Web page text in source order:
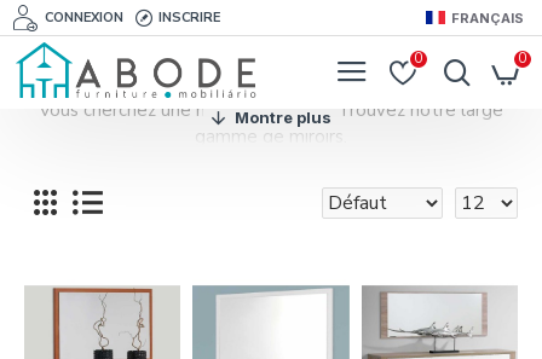
CONNEXION INSCRIRE FRANÇAIS
0 0
Vous cherchez une miroir décoratif? Trouvez notre large
gamme de miroirs.
dimensions et styles.
des centaines de miroirs.